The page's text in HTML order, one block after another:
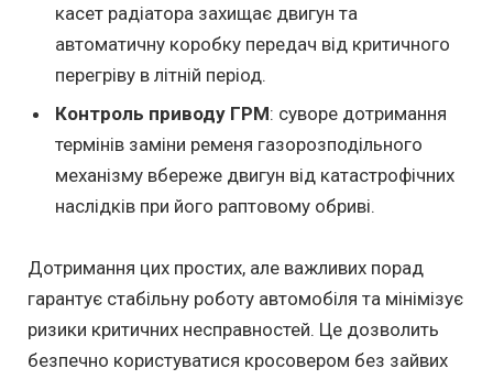
касет радіатора захищає двигун та
автоматичну коробку передач від критичного
перегріву в літній період.
Контроль приводу ГРМ: суворе дотримання
термінів заміни ременя газорозподільного
механізму вбереже двигун від катастрофічних
наслідків при його раптовому обриві.
Дотримання цих простих, але важливих порад
гарантує стабільну роботу автомобіля та мінімізує
ризики критичних несправностей. Це дозволить
безпечно користуватися кросовером без зайвих